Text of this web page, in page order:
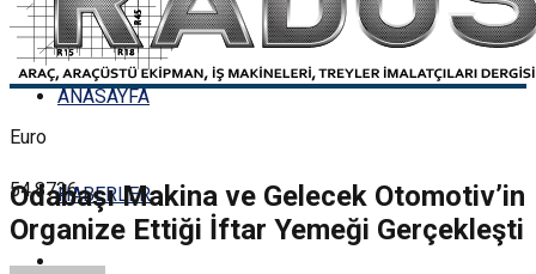
Döviz Kurları
Euro
54.8736
ANASAYFA
ANASAYFA
HABERLER
Odabaşı Makina ve Gelecek Otomotiv’in
Organize Ettiği İftar Yemeği Gerçekleşti